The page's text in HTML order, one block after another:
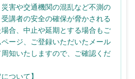
害や交通機関の混乱など不測の
講者の安全の確保が脅かされる
合、中止や延期とする場合もご
ージ、ご登録いただいたメール
知いたしますので、ご確認くだ
ついて】